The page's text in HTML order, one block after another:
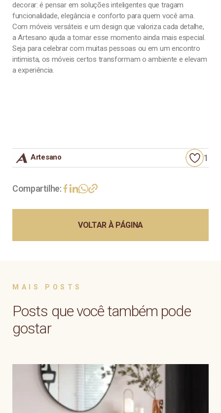
decorar: é pensar em soluções inteligentes que tragam
funcionalidade, elegância e conforto para quem você ama.
Com móveis versáteis e um design que valoriza cada detalhe,
a Artesano ajuda a tornar esse momento ainda mais especial.
Seja para celebrar com muitas pessoas ou em um encontro
intimista, os móveis certos transformam o ambiente e elevam
a experiência.
Artesano 1
Compartilhe:
VOLTAR À PÁGINA
MAIS POSTS
Posts que você também pode
gostar